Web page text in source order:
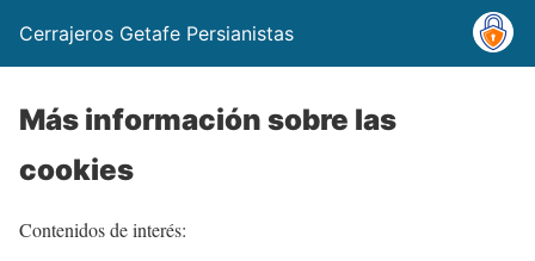
Cerrajeros Getafe Persianistas
Más información sobre las
cookies
Contenidos de interés: